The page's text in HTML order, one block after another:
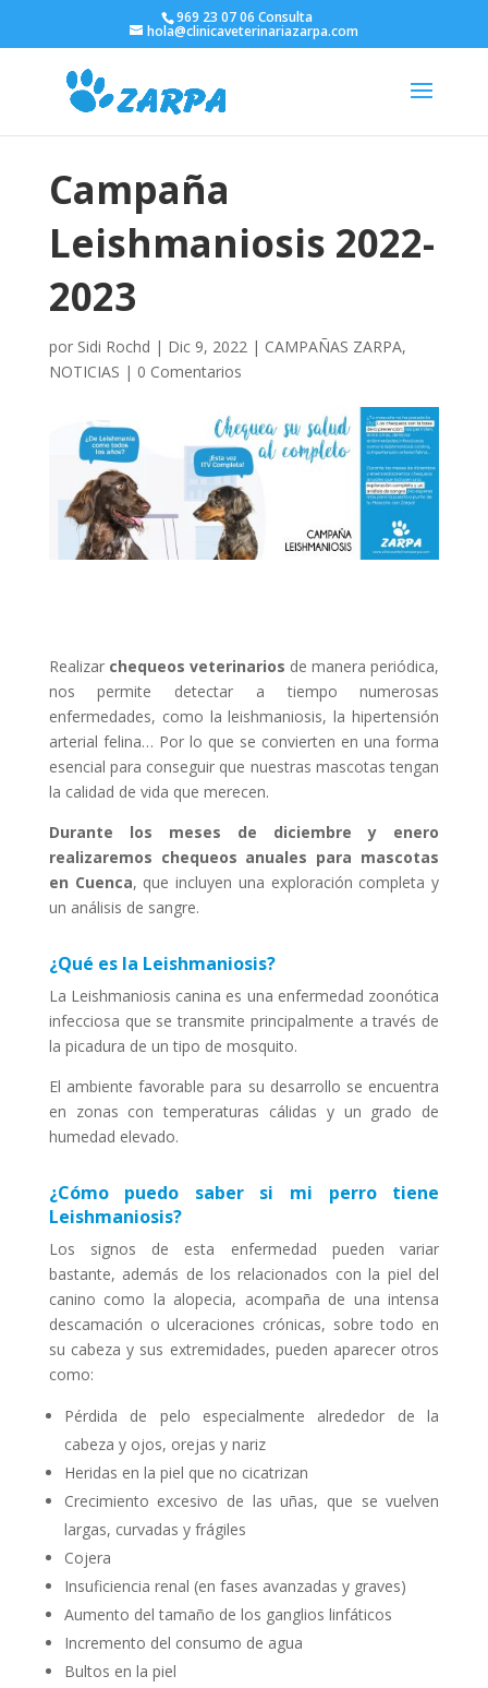
969 23 07 06 Consulta
hola@clinicaveterinariazarpa.com
Campaña
Leishmaniosis 2022-
2023
por Sidi Rochd | Dic 9, 2022| CAMPAÑAS ZARPA,
NOTICIAS | 0 Comentarios
Realizarchequeos veterinarios de manera periódica,
nos permite detectar a tiempo numerosas
enfermedades, como la leishmaniosis, la hipertensión
arterial felina… Por lo que se convierten en una forma
esencial para conseguir que nuestras mascotas tengan
la calidad de vida que merecen.
Durante los meses de diciembre y enero
realizaremos chequeos anuales para mascotas
en Cuenca, que incluyen una exploración completa y
un análisis de sangre.
¿Qué es la Leishmaniosis?
La Leishmaniosis canina es una enfermedad zoonótica
infecciosa que se transmite principalmente a través de
la picadura de un tipo de mosquito.
El ambiente favorable para su desarrollo se encuentra
en zonas con temperaturas cálidas y un grado de
humedad elevado.
¿Cómo puedo saber si mi perro tiene
Leishmaniosis?
Los signos de esta enfermedad pueden variar
bastante, además de los relacionados con la piel del
canino como la alopecia, acompaña de una intensa
descamación o ulceraciones crónicas, sobre todo en
su cabeza y sus extremidades, pueden aparecer otros
como:
Pérdida de pelo especialmente alrededor de la
cabeza y ojos, orejas y nariz
Heridas en la piel que no cicatrizan
Crecimiento excesivo de las uñas, que se vuelven
largas, curvadas y frágiles
Cojera
Insuficiencia renal (en fases avanzadas y graves)
Aumento del tamaño de los ganglios linfáticos
Incremento del consumo de agua
Bultos en la piel